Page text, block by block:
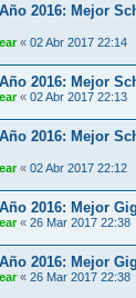
2016: Mejor
« 02 Abr 2017 22:14
2016: Mejor
« 02 Abr 2017 22:13
2016: Mejor
« 02 Abr 2017 22:12
2016: Mejor
« 26 Mar 2017 22:38
2016: Mejor
« 26 Mar 2017 22:38